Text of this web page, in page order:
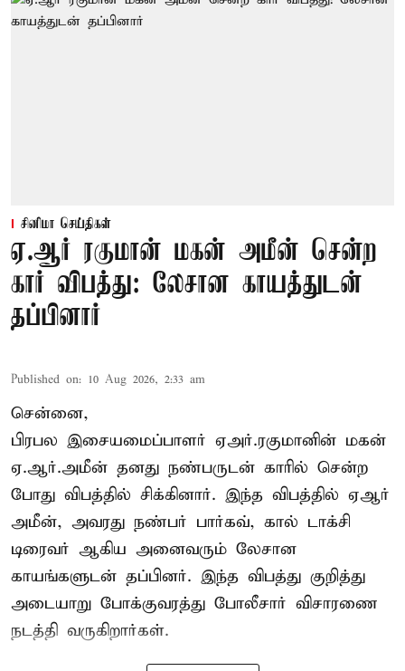
சினிமா செய்திகள்
ஏ.ஆர் ரகுமான் மகன் அமீன் சென்ற
கார் விபத்து: லேசான காயத்துடன்
தப்பினார்
Published on: 10 Aug 2026, 2:33 am
சென்னை,
பிரபல இசையமைப்பாளர் ஏஅர்.ரகுமானின் மகன்
ஏ.ஆர்.அமீன் தனது நண்பருடன் காரில் சென்ற
போது விபத்தில் சிக்கினார். இந்த விபத்தில் ஏஆர்
அமீன், அவரது நண்பர் பார்கவ், கால் டாக்சி
டிரைவர் ஆகிய அனைவரும் லேசான
காயங்களுடன் தப்பினர். இந்த விபத்து குறித்து
அடையாறு போக்குவரத்து போலீசார் விசாரணை
நடத்தி வருகிறார்கள்.